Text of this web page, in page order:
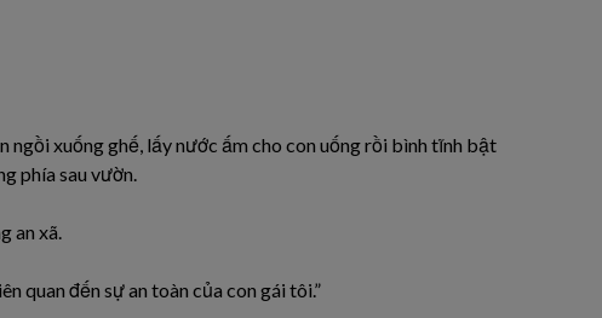
ngồi xuống ghế, lấy nước ấm cho con uống rồi bình tĩnh bật
phía sau vườn.
an xã.
quan đến sự an toàn của con gái tôi.”